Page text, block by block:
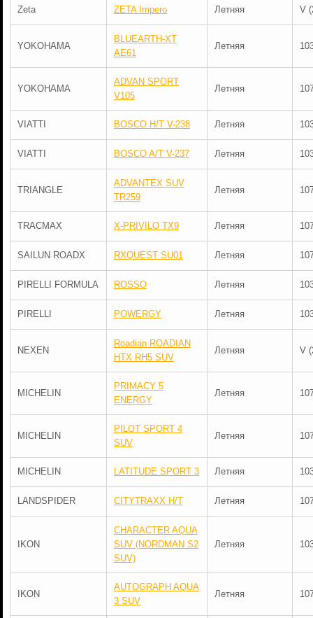
Zeta ZETA Impero Летняя V
YOKOHAMA
BLUEARTH-XT
AE61
Летняя
YOKOHAMA
ADVAN SPORT
V105
Летняя
VIATTI BOSCO H/T V-238 Летняя
VIATTI BOSCO A/T V-237 Летняя
TRIANGLE
ADVANTEX SUV
TR259
Летняя
TRACMAX X-PRIVILO TX9 Летняя
SAILUN ROADX RXQUEST SU01 Летняя
PIRELLI FORMULA ROSSO Летняя
PIRELLI POWERGY Летняя
NEXEN
Roadian ROADIAN
HTX RH5 SUV
Летняя V
MICHELIN
PRIMACY 5
ENERGY
Летняя
MICHELIN
PILOT SPORT 4
SUV
Летняя
MICHELIN LATITUDE SPORT 3 Летняя
LANDSPIDER CITYTRAXX H/T Летняя
IKON
CHARACTER AQUA
SUV (NORDMAN S2
SUV)
Летняя
IKON
AUTOGRAPH AQUA
3 SUV
Летняя